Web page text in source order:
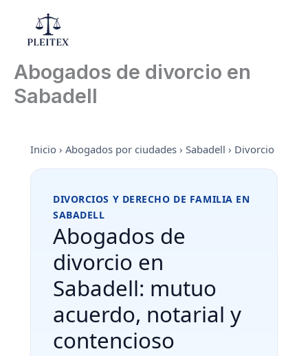
contenido
Abogados de divorcio en
Sabadell
Inicio › Abogados por ciudades › Sabadell › Divorcio
DIVORCIOS Y DERECHO DE FAMILIA EN
SABADELL
Abogados de
divorcio en
Sabadell: mutuo
acuerdo, notarial y
contencioso